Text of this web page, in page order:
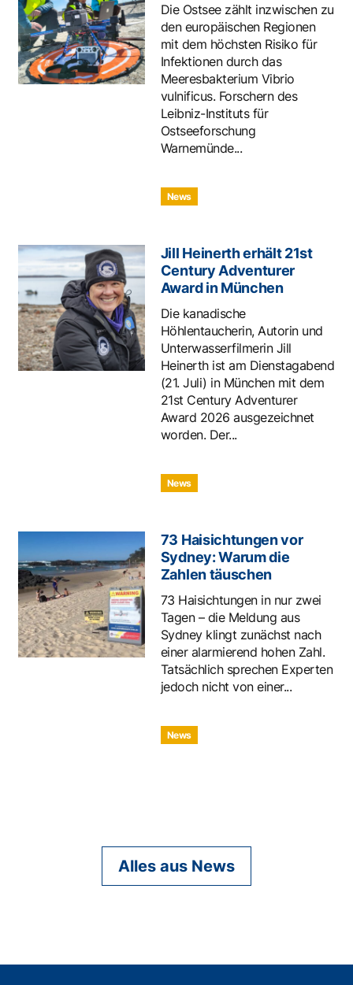
Die Ostsee zählt inzwischen zu
den europäischen Regionen
mit dem höchsten Risiko für
Infektionen durch das
Meeresbakterium Vibrio
vulnificus. Forschern des
Leibniz-Instituts für
Ostseeforschung
Warnemünde...
News
Jill Heinerth erhält 21st
Century Adventurer
Award in München
Die kanadische
Höhlentaucherin, Autorin und
Unterwasserfilmerin Jill
Heinerth ist am Dienstagabend
(21. Juli) in München mit dem
21st Century Adventurer
Award 2026 ausgezeichnet
worden. Der...
News
73 Haisichtungen vor
Sydney: Warum die
Zahlen täuschen
73 Haisichtungen in nur zwei
Tagen – die Meldung aus
Sydney klingt zunächst nach
einer alarmierend hohen Zahl.
Tatsächlich sprechen Experten
jedoch nicht von einer...
News
Alles aus News